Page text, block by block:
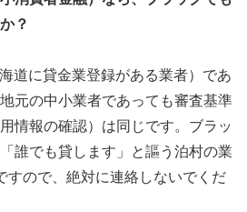
？
道に貸金業登録がある業者）であ
元の中小業者であっても審査基準
情報の確認）は同じです。ブラッ
誰でも貸します」と謳う泊村の業
すので、絶対に連絡しないでくだ